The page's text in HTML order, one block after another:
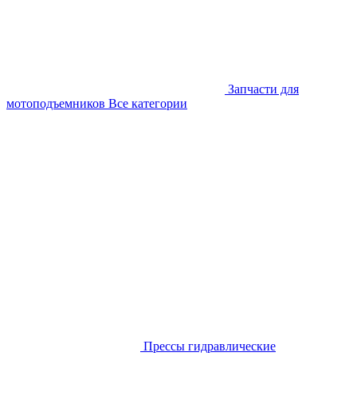
Запчасти для
мотоподъемников Все категории
Прессы гидравлические